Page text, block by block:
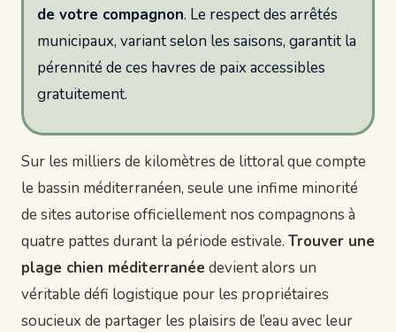
de votre compagnon. Le respect des arrêtés
municipaux, variant selon les saisons, garantit la
pérennité de ces havres de paix accessibles
gratuitement.
Sur les milliers de kilomètres de littoral que compte
le bassin méditerranéen, seule une infime minorité
de sites autorise officiellement nos compagnons à
quatre pattes durant la période estivale. Trouver une
plage chien méditerranée devient alors un
véritable défi logistique pour les propriétaires
soucieux de partager les plaisirs de l’eau avec leur